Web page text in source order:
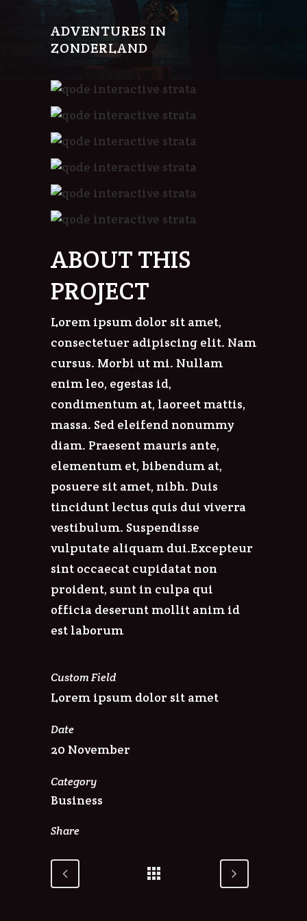
ADVENTURES IN
ZONDERLAND
ABOUT THIS
PROJECT
Lorem ipsum dolor sit amet,
consectetuer adipiscing elit. Nam
cursus. Morbi ut mi. Nullam
enim leo, egestas id,
condimentum at, laoreet mattis,
massa. Sed eleifend nonummy
diam. Praesent mauris ante,
elementum et, bibendum at,
posuere sit amet, nibh. Duis
tincidunt lectus quis dui viverra
vestibulum. Suspendisse
vulputate aliquam dui.Excepteur
sint occaecat cupidatat non
proident, sunt in culpa qui
officia deserunt mollit anim id
est laborum
Custom Field
Lorem ipsum dolor sit amet
Date
20 November
Category
Business
Share